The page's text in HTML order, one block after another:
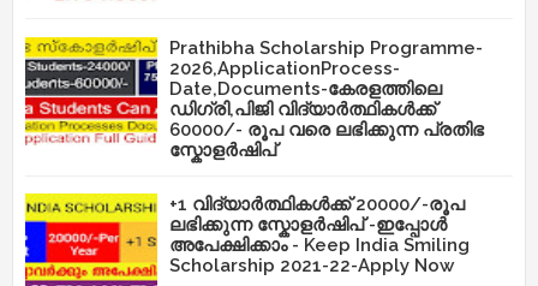
Prathibha Scholarship Programme-
2026,ApplicationProcess-
Date,Documents-കേരളത്തിലെ
ഡിഗ്രി,പിജി വിദ്യാർത്ഥികൾക്ക്
60000/- രൂപ വരെ ലഭിക്കുന്ന പ്രതിഭ
സ്കോളർഷിപ്
+1 വിദ്യാർത്ഥികൾക്ക് 20000/-രൂപ
ലഭിക്കുന്ന സ്കോളർഷിപ് -ഇപ്പോൾ
അപേക്ഷിക്കാം - Keep India Smiling
Scholarship 2021-22-Apply Now